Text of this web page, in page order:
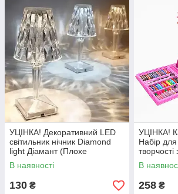
УЦІНКА! Декоративний LED
світильник нічник Diamond
light Діамант (Плохе
паковання 3037)
В наявності
130 ₴
УЦІНКА!
Набір
2776)
В
258 ₴